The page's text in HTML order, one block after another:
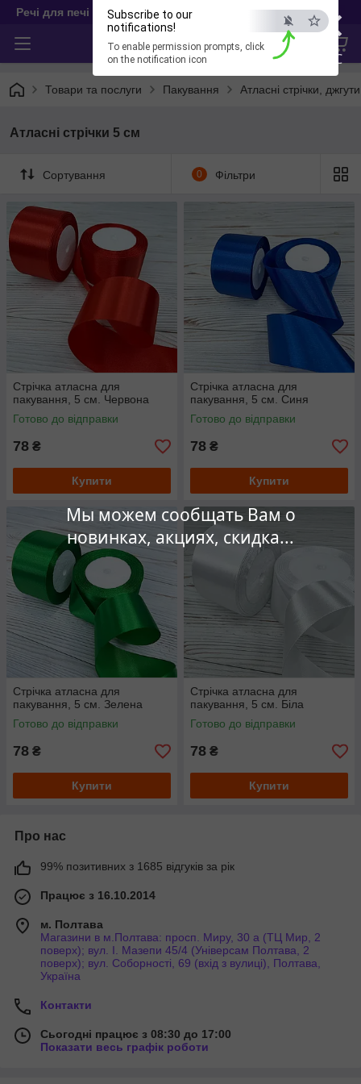
×
ESC
Мы можем сообщать Вам о
новинках, акциях, скидка...
Subscribe to our
notifications!
To enable permission prompts, click
on the notification icon
Речі для печі
Товари та послуги Пакування Атласні стрічки,
Атласні стрічки 5 см
Сортування 0 Фільтри
Стрічка атласна для
пакування, 5 см. Червона
Готово до відправки
78 ₴
Купити
Стрічка атласна для
пакування, 5 см. Синя
Готово до відправки
78 ₴
Купити
Стрічка атласна для
пакування, 5 см. Зелена
Готово до відправки
78 ₴
Купити
Стрічка атласна для
пакування, 5 см. Біла
Готово до відправки
78 ₴
Купити
Про нас
99% позитивних з 1685 відгуків за рік
Працює з 16.10.2014
м. Полтава
Магазини в м.Полтава: просп. Миру, 30 а (ТЦ Мир, 2
поверх); вул. І. Мазепи 45/4 (Універсам Полтава, 2
поверх); вул. Соборності, 69 (вхід з вулиці), Полтава,
Україна
Контакти
Сьогодні працює з 08:30 до 17:00
Показати весь графік роботи